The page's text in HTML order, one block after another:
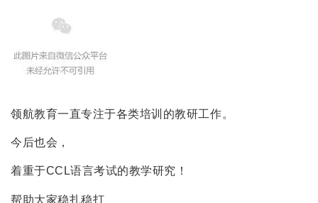
领航教育一直专注于各类培训的教研工作。
今后也会，
着重于CCL语言考试的教学研究！
帮助大家稳扎稳打